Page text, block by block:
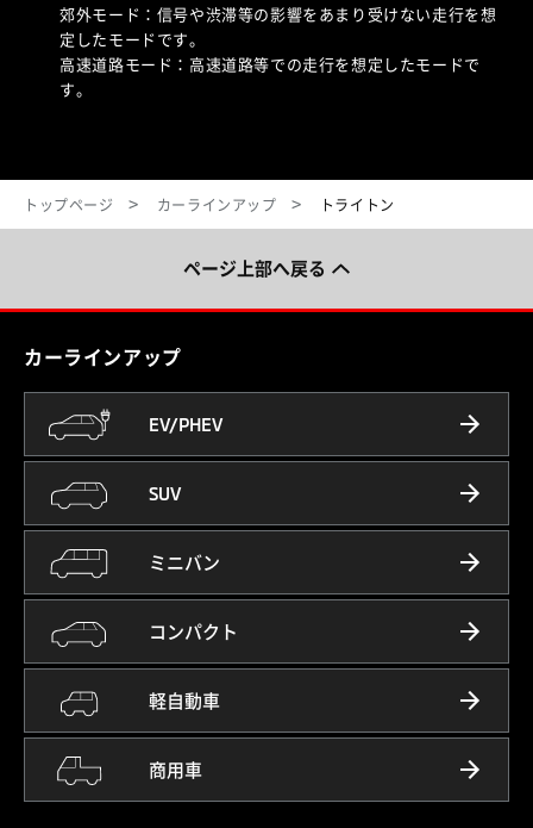
郊外モード：信号や渋滞等の影響をあまり受けない走行を想
定したモードです。
高速道路モード：高速道路等での走行を想定したモードで
す。
トップページ カーラインアップ トライトン
ページ上部へ戻る
カーラインアップ
EV/PHEV
SUV
ミニバン
コンパクト
軽自動車
商用車